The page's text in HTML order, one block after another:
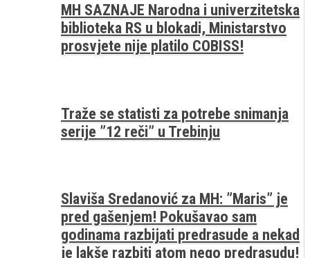
MH SAZNAJE Narodna i univerzitetska
biblioteka RS u blokadi, Ministarstvo
prosvjete nije platilo COBISS!
Traže se statisti za potrebe snimanja
serije ”12 reči” u Trebinju
Slaviša Sredanović za MH: ”Maris” je
pred gašenjem! Pokušavao sam
godinama razbijati predrasude a nekad
je lakše razbiti atom nego predrasudu!